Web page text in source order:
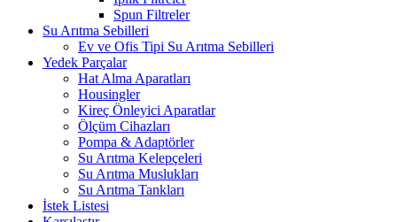
Spun Filtreler
Su Arıtma Sebilleri
Ev ve Ofis Tipi Su Arıtma Sebilleri
Yedek Parçalar
Hat Alma Aparatları
Housingler
Kireç Önleyici Aparatlar
Ölçüm Cihazları
Pompa & Adaptörler
Su Arıtma Kelepçeleri
Su Arıtma Muslukları
Su Arıtma Tankları
İstek Listesi